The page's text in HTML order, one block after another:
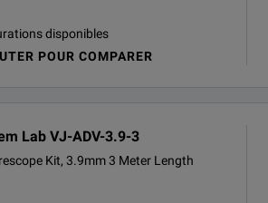
disponibles
POUR COMPARER
Lab VJ-ADV-3.9-3
Kit, 3.9mm 3 Meter Length